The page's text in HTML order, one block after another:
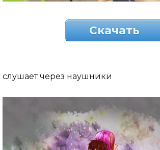
Скачать
слушает через наушники